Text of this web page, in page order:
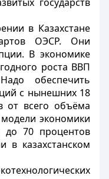
в Казахстане
ОЭСР. Они
В экономике
роста ВВП
обеспечить
с нынешних 18
от всего объёма
экономики
до 70 процентов
в казахстанском